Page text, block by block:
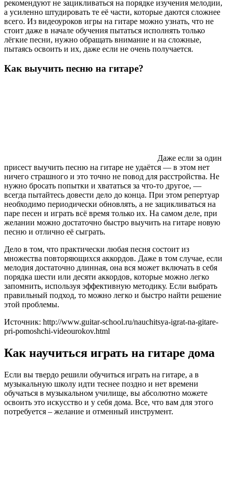
рекомендуют не зацикливаться на порядке изучения мелодии,
а усиленно штудировать те её части, которые даются сложнее
всего. Из видеоуроков игры на гитаре можно узнать, что не
стоит даже в начале обучения пытаться исполнять только
лёгкие песни, нужно обращать внимание и на сложные,
пытаясь освоить и их, даже если не очень получается.
Как выучить песню на гитаре?
Даже если за один
присест выучить песню на гитаре не удаётся — в этом нет
ничего страшного и это точно не повод для расстройства. Не
нужно бросать попытки и хвататься за что-то другое, —
всегда пытайтесь довести дело до конца. При этом репертуар
необходимо периодически обновлять, а не зацикливаться на
паре песен и играть всё время только их. На самом деле, при
желании можно достаточно быстро выучить на гитаре новую
песню и отлично её сыграть.
Дело в том, что практически любая песня состоит из
множества повторяющихся аккордов. Даже в том случае, если
мелодия достаточно длинная, она вся может включать в себя
порядка шести или десяти аккордов, которые можно легко
запомнить, используя эффективную методику. Если выбрать
правильный подход, то можно легко и быстро найти решение
этой проблемы.
Источник: http://www.guitar-school.ru/nauchitsya-igrat-na-gitare-
pri-pomoshchi-videourokov.html
Как научиться играть на гитаре дома
Если вы твердо решили обучиться играть на гитаре, а в
музыкальную школу идти теснее поздно и нет времени
обучаться в музыкальном училище, вы абсолютно можете
освоить это искусство и у себя дома. Все, что вам для этого
потребуется – желание и отменный инструмент.